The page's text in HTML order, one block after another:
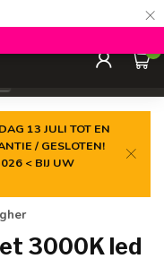
×
0
13 JULI TOT EN
/ GESLOTEN!
< BIJ UW
3000K led